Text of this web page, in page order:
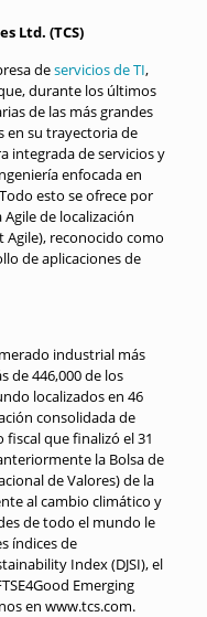
Ltd. (TCS)
deservicios de TI,
durante los últimos
de las más grandes
en su trayectoria de
integrada de servicios y
enfocada en
esto se ofrece por
de localización
reconocido como
de aplicaciones de
industrial más
de 446,000 de los
localizados en 46
consolidada de
fiscal que finalizó el 31
la Bolsa de
de Valores) de la
al cambio climático y
de todo el mundo le
índices de
Index (DJSI), el
Emerging
en www.tcs.com.